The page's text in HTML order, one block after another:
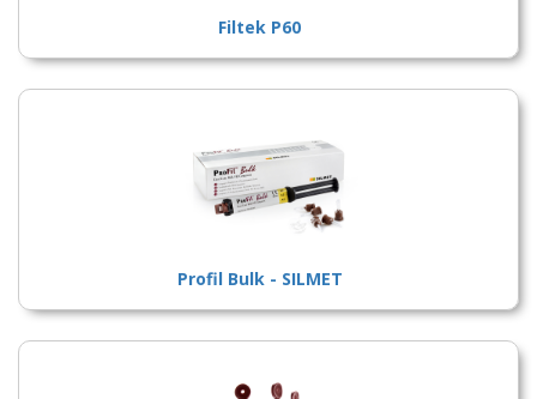
Filtek P60
Profil Bulk - SILMET